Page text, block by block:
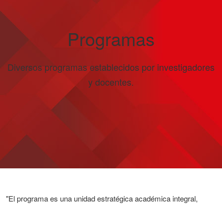
Programas
Diversos programas establecidos por investigadores
y docentes.
"El programa es una unidad estratégica académica integral,